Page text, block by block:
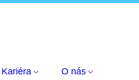
Kariéra O nás